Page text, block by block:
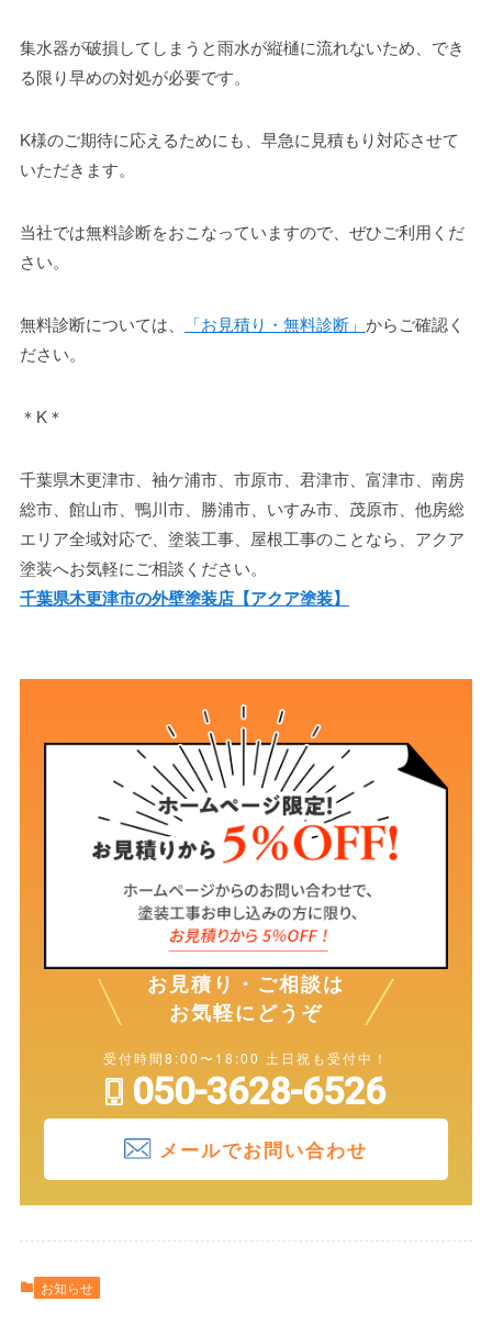
集水器が破損してしまうと雨水が縦樋に流れないため、でき
る限り早めの対処が必要です。
K様のご期待に応えるためにも、早急に見積もり対応させて
いただきます。
当社では無料診断をおこなっていますので、ぜひご利用くだ
さい。
無料診断については、 「お見積り・無料診断」 からご確認く
ださい。
＊K＊
千葉県木更津市、袖ケ浦市、市原市、君津市、富津市、南房
総市、館山市、鴨川市、勝浦市、いすみ市、茂原市、他房総
エリア全域対応で、塗装工事、屋根工事のことなら、アクア
塗装へお気軽にご相談ください。
千葉県木更津市の外壁塗装店【アクア塗装】
お見積り・ご相談は
お気軽にどうぞ
受付時間8:00〜18:00 土日祝も受付中！
050-3628-6526
メールでお問い合わせ
お知らせ